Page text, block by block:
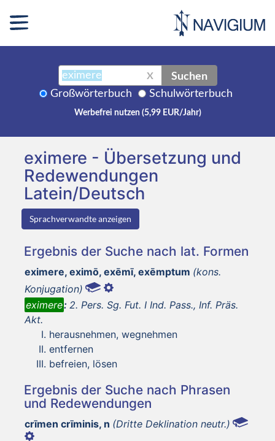
X Suchen
Großwörterbuch Schulwörterbuch
Werbefrei nutzen (5,99 EUR/Jahr)
eximere - Übersetzung und
Redewendungen
Latein/Deutsch
Sprachverwandte anzeigen
Ergebnis der Suche nach lat. Formen
eximere, eximō, exēmī, exēmptum (kons.
Konjugation)
eximere: 2. Pers. Sg. Fut. I Ind. Pass., Inf. Präs.
Akt.
herausnehmen, wegnehmen
entfernen
befreien, lösen
Ergebnis der Suche nach Phrasen
und Redewendungen
crīmen crīminis, n (Dritte Deklination neutr.)